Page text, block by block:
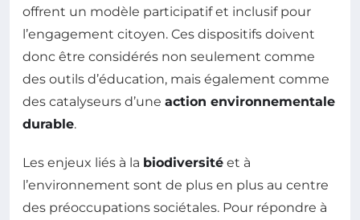
offrent un modèle participatif et inclusif pour
l’engagement citoyen. Ces dispositifs doivent
donc être considérés non seulement comme
des outils d’éducation, mais également comme
des catalyseurs d’une action environnementale
durable.
Les enjeux liés à la biodiversité et à
l’environnement sont de plus en plus au centre
des préoccupations sociétales. Pour répondre à